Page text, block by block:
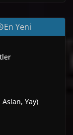
En Yeni
Yay)